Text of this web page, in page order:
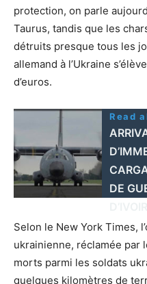
protection, on parle
Taurus, tandis que les
détruits presque tous les
allemand à l’Ukraine
d’euros.
Read
DE
Selon le New York Times,
ukrainienne, réclamée par
morts parmi les soldats
quelques kilomètres de